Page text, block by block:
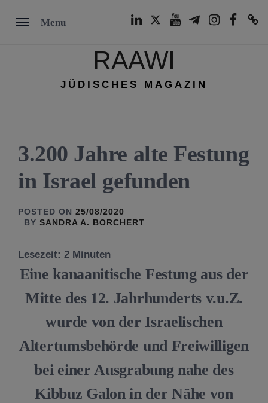
Menu
RAAWI
JÜDISCHES MAGAZIN
3.200 Jahre alte Festung
in Israel gefunden
POSTED ON 25/08/2020
BY SANDRA A. BORCHERT
Lesezeit: 2 Minuten
Eine kanaanitische Festung aus der
Mitte des 12. Jahrhunderts v.u.Z.
wurde von der Israelischen
Altertumsbehörde und Freiwilligen
bei einer Ausgrabung nahe des
Kibbuz Galon in der Nähe von